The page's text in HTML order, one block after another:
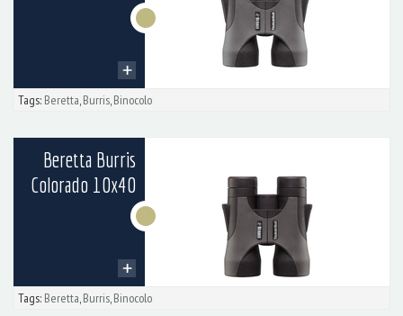
Tags: Beretta,Burris,Binocolo
Beretta Burris
Colorado 10x40
Tags: Beretta,Burris,Binocolo